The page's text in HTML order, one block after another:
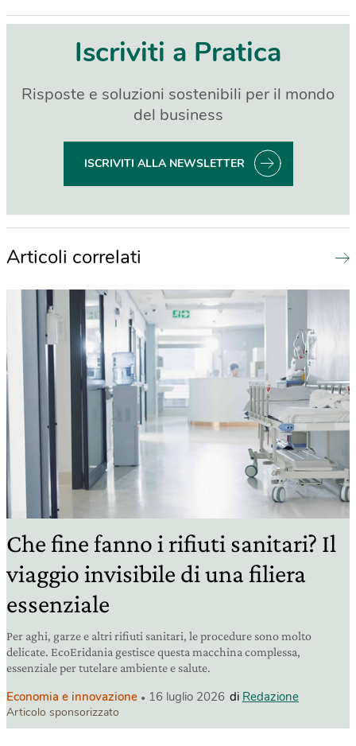
Iscriviti a Pratica
Risposte e soluzioni sostenibili per il mondo
del business
ISCRIVITI ALLA NEWSLETTER
Articoli correlati
Che fine fanno i rifiuti sanitari? Il
viaggio invisibile di una filiera
essenziale
Per aghi, garze e altri rifiuti sanitari, le procedure sono molto
delicate. EcoEridania gestisce questa macchina complessa,
essenziale per tutelare ambiente e salute.
Economia e innovazione 16 luglio 2026 di Redazione
Articolo sponsorizzato